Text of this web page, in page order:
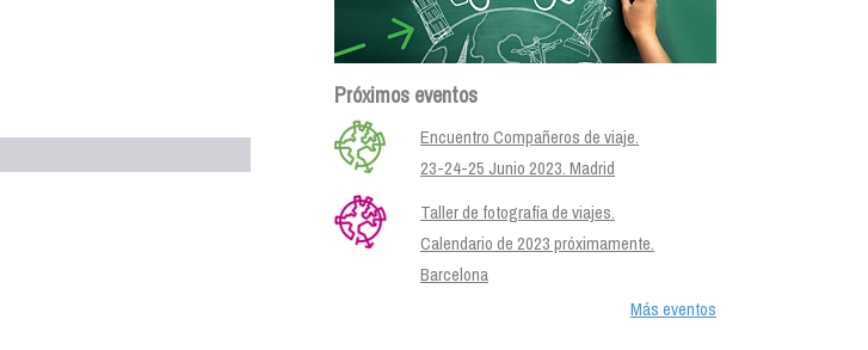
Próximos eventos
Encuentro Compañeros de viaje.
23-24-25 Junio 2023. Madrid
Taller de fotografía de viajes.
Calendario de 2023 próximamente.
Barcelona
Más eventos